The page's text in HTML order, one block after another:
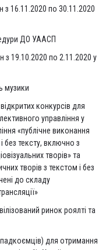
з 16.11.2020 по 30.11.2020
ДО УААСП
з 19.10.2020 по 2.11.2020 у
музики
конкурсів для
управління у
«публічне виконання
без тексту, включно з
творів» та
творів з текстом і без
до складу
ринок роялті та
для отримання